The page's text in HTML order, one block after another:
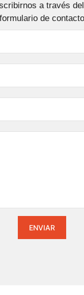
a través
formulario de contacto